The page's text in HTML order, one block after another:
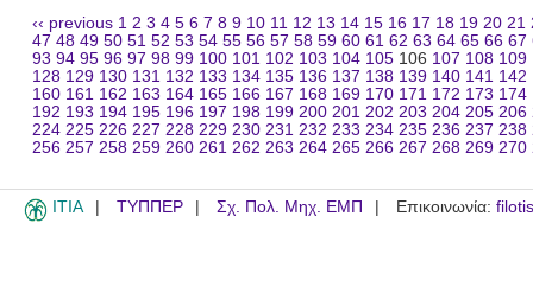
‹‹ previous 1 2 3 4 5 6 7 8 9 10 11 12 13 14 15 16 17 18 19 20 21
47 48 49 50 51 52 53 54 55 56 57 58 59 60 61 62 63 64 65 66 67
93 94 95 96 97 98 99 100 101 102 103 104 105 106 107 108 109
128 129 130 131 132 133 134 135 136 137 138 139 140 141 142
160 161 162 163 164 165 166 167 168 169 170 171 172 173 174
192 193 194 195 196 197 198 199 200 201 202 203 204 205 206
224 225 226 227 228 229 230 231 232 233 234 235 236 237 238
256 257 258 259 260 261 262 263 264 265 266 267 268 269 270
ITIA ΤΥΠΠΕΡ Σχ. Πολ. Μηχ. ΕΜΠ Επικοινωνία: